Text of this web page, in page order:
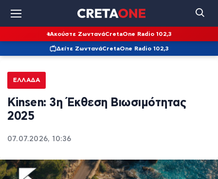
Ακούστε ΖωντανάCretaOne Radio 102,3
Δείτε ΖωντανάCretaOne Radio 102,3
ΕΛΛΆΔΑ
Kinsen: 3η Έκθεση Βιωσιμότητας
2025
07.07.2026, 10:36